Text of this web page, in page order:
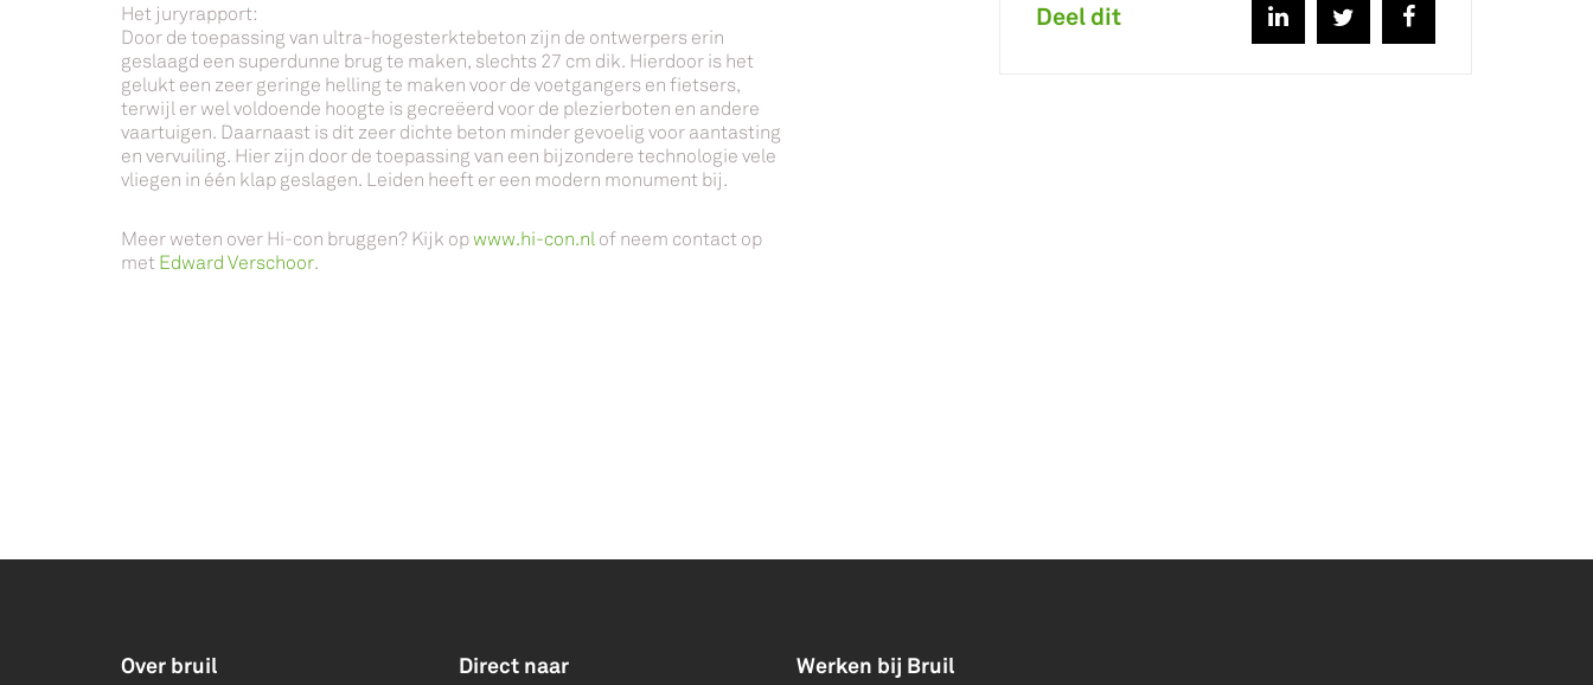
Het juryrapport:
Door de toepassing van ultra-hogesterktebeton zijn de ontwerpers erin
geslaagd een superdunne brug te maken, slechts 27 cm dik. Hierdoor is het
gelukt een zeer geringe helling te maken voor de voetgangers en fietsers,
terwijl er wel voldoende hoogte is gecreëerd voor de plezierboten en andere
vaartuigen. Daarnaast is dit zeer dichte beton minder gevoelig voor aantasting
en vervuiling. Hier zijn door de toepassing van een bijzondere technologie vele
vliegen in één klap geslagen. Leiden heeft er een modern monument bij.
Meer weten over Hi-con bruggen? Kijk opwww.hi-con.nl of neem contact op
met Edward Verschoor.
Deel dit
Over bruil Direct naar Werken bij Bruil